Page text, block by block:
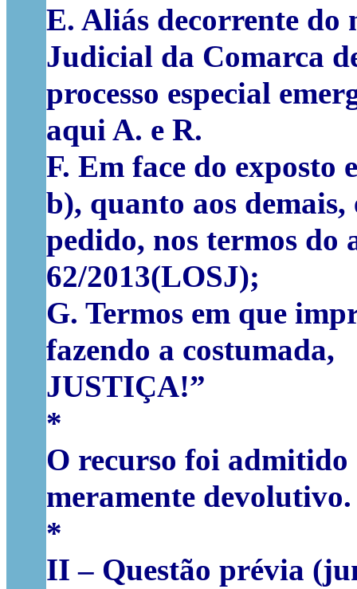
E. Aliás decorrente do
Judicial da Comarca
processo especial
aqui A. e R.
F. Em face do exposto
b), quanto aos
pedido, nos termos do
62/2013(LOSJ);
G. Termos em que
fazendo a costumada,
JUSTIÇA!”
*
O recurso foi admitido
meramente devolutivo.
*
II – Questão prévia